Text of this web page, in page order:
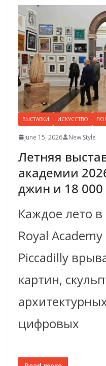
ВЫСТАВКИ ИСКУССТВО
June 15, 2026 New Style
Летняя
академии
джин и 18
Каждое лето в
Royal
Piccadilly
картин,
цифровых